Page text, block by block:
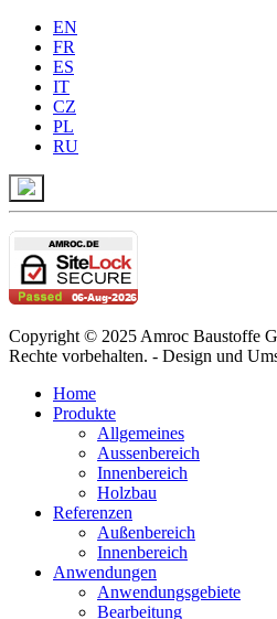
EN
FR
ES
IT
CZ
PL
RU
Copyright © 2025 Amroc Baustoffe
Rechte vorbehalten. - Design und
Home
Produkte
Allgemeines
Aussenbereich
Innenbereich
Holzbau
Referenzen
Außenbereich
Innenbereich
Anwendungen
Anwendungsgebiete
Bearbeitung